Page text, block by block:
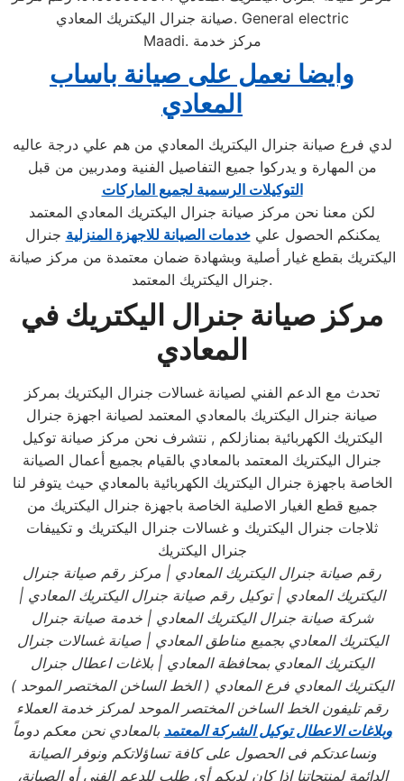
صيانة جنرال اليكتريك المعادي. General electric
Maadi. مركز خدمة
وايضا نعمل على صيانة باساب
المعادي
لدي فرع صيانة جنرال اليكتريك المعادي من هم علي درجة عاليه
من المهارة و يدركوا جميع التفاصيل الفنية ومدربين من قبل
التوكيلات الرسمية لجميع الماركات
لكن معنا نحن مركز صيانة جنرال اليكتريك المعادي المعتمد
يمكنكم الحصول عليخدمات الصيانة للاجهزة المنزلية جنرال
اليكتريك بقطع غيار أصلية وبشهادة ضمان معتمدة من مركز صيانة
جنرال اليكتريك المعتمد.
مركز صيانة جنرال اليكتريك في
المعادي
تحدث مع الدعم الفني لصيانة غسالات جنرال اليكتريك بمركز
صيانة جنرال اليكتريك بالمعادي المعتمد لصيانة اجهزة جنرال
اليكتريك الكهربائية بمنازلكم , نتشرف نحن مركز صيانة توكيل
جنرال اليكتريك المعتمد بالمعادي بالقيام بجميع أعمال الصيانة
الخاصة باجهزة جنرال اليكتريك الكهربائية بالمعادي حيث يتوفر لنا
جميع قطع الغيار الاصلية الخاصة باجهزة جنرال اليكتريك من
ثلاجات جنرال اليكتريك و غسالات جنرال اليكتريك و تكييفات
جنرال اليكتريك
رقم صيانة جنرال اليكتريك المعادي | مركز رقم صيانة جنرال
اليكتريك المعادي | توكيل رقم صيانة جنرال اليكتريك المعادي |
شركة صيانة جنرال اليكتريك المعادي| خدمة صيانة جنرال
اليكتريك المعادي بجميع مناطق المعادي| صيانة غسالات جنرال
اليكتريك المعادي بمحافظة المعادي | بلاغات اعطال جنرال
اليكتريك المعادي فرع المعادي ( الخط الساخن المختصر الموحد )
رقم تليفون الخط الساخن المختصر الموحد لمركز خدمة العملاء
وبلاغات الاعطال توكيل الشركة المعتمد بالمعادي نحن معكم دوماً
ونساعدتكم فى الحصول على كافة تساؤلاتكم ونوفر الصيانة
الدائمة لمنتجاتنا اذا كان لديكم أي طلب للدعم الفنى أو الصيانة،